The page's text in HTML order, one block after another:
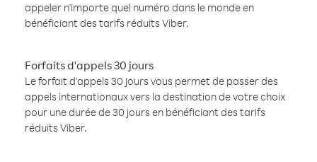
appeler n'importe quel numéro dans le monde en
bénéficiant des tarifs réduits Viber.
Forfaits d'appels 30 jours
Le forfait d'appels 30 jours vous permet de passer des
appels internationaux vers la destination de votre choix
pour une durée de 30 jours en bénéficiant des tarifs
réduits Viber.